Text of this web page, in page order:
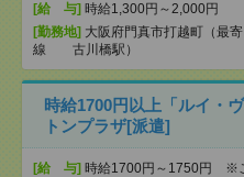
[給 与] 時給1,300円～2,000円
[勤務地] 大阪府門真市打越町（最
線 古川橋駅）
時給1700円以上「ルイ・
トンプラザ[派遣]
[給 与] 時給1700円～1750円 ※